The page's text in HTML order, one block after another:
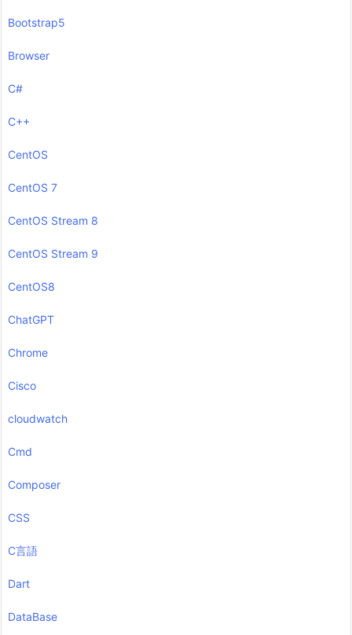
Bootstrap5
Browser
C#
C++
CentOS
CentOS 7
CentOS Stream 8
CentOS Stream 9
CentOS8
ChatGPT
Chrome
Cisco
cloudwatch
Cmd
Composer
CSS
C言語
Dart
DataBase